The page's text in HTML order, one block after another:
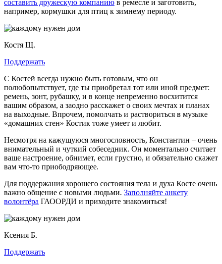
составить дружескую компанию в ремесле и заготовить,
например, кормушки для птиц к зимнему периоду.
Костя Щ.
Поддержать
С Костей всегда нужно быть готовым, что он
полюбопытствует, где ты приобретал тот или иной предмет:
ремень, зонт, рубашку, и в конце непременно восхитится
вашим образом, а заодно расскажет о своих мечтах и планах
на выходные. Впрочем, помолчать и раствориться в музыке
«домашних стен» Костик тоже умеет и любит.
Несмотря на кажущуюся многословность, Константин – очень
внимательный и чуткий собеседник. Он моментально считает
ваше настроение, обнимет, если грустно, и обязательно скажет
вам что-то приободряющее.
Для поддержания хорошего состояния тела и духа Косте очень
важно общение с новыми людьми. Заполняйте анкету
волонтёра ГАООРДИ и приходите знакомиться!
Ксения Б.
Поддержать